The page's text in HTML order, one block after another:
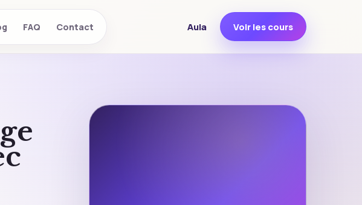
FAQ Contact Aula Voir les cours